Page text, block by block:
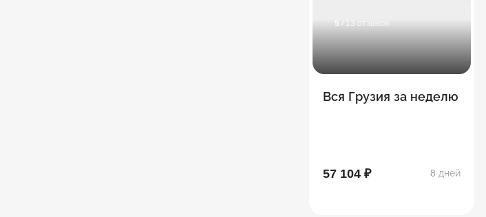
5 / 13 отзывов
Вся Грузия за неделю
57 104 ₽ 8 дней